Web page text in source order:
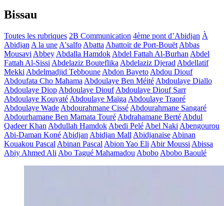
Bissau
Toutes les rubriques 2B Communication 4ème pont d’Abidjan À
Abidjan A la une A'salfo Abatta Abattoir de Port-Bouët Abbas
Mousavi Abbey Abdalla Hamdok Abdel Fattah Al-Burhan Abdel
Fattah Al-Sissi Abdelaziz Bouteflika Abdelaziz Djerad Abdellatif
Mekki Abdelmadjid Tebboune Abdon Bayeto Abdou Diouf
Abdoufata Cho Mahama Abdoulaye Ben Méité Abdoulaye Diallo
Abdoulaye Diop Abdoulaye Diouf Abdoulaye Diouf Sarr
Abdoulaye Kouyaté Abdoulaye Maïga Abdoulaye Traoré
Abdoulaye Wade Abdourahmane Cissé Abdourahmane Sangaré
Abdourhamane Ben Mamata Touré Abdrahamane Berté Abdul
Qadeer Khan Abdullah Hamdok Abedi Pelé Abel Naki Abengourou
Abi-Daman Koné Abidjan Abidjan Mall Abidjanaise Abinan
Kouakou Pascal Abinan Pascal Abion Yao Eli Abir Moussi Abissa
Abiy Ahmed Ali Abo Tagué Mahamadou Abobo Abobo Baoulé